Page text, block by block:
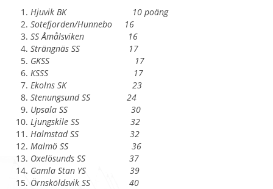
Hjuvik BK 10 poäng
Sotefjorden/Hunnebo 16
SS Åmålsviken 16
Strängnäs SS 17
GKSS 17
KSSS 17
Ekolns SK 23
Stenungsund SS 24
Upsala SS 30
Ljungskile SS 32
Halmstad SS 32
Malmö SS 36
Oxelösunds SS 37
Gamla Stan YS 39
Örnsköldsvik SS 40